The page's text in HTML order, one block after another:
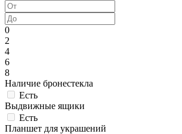
0
2
4
6
8
Наличие бронестекла
Есть
Выдвижные ящики
Есть
Планшет для украшений